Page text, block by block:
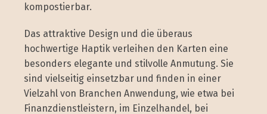
kompostierbar.
Das attraktive Design und die überaus
hochwertige Haptik verleihen den Karten eine
besonders elegante und stilvolle Anmutung. Sie
sind vielseitig einsetzbar und finden in einer
Vielzahl von Branchen Anwendung, wie etwa bei
Finanzdienstleistern, im Einzelhandel, bei